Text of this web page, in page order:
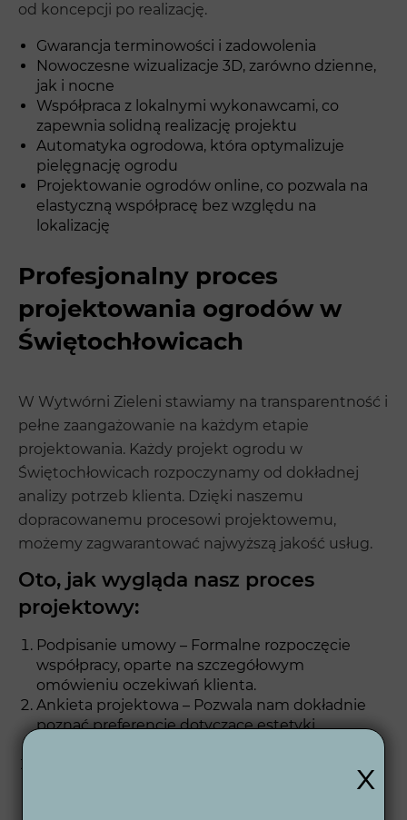
od koncepcji po realizację.
Gwarancja terminowości i zadowolenia
Nowoczesne wizualizacje 3D, zarówno dzienne,
jak i nocne
Współpraca z lokalnymi wykonawcami, co
zapewnia solidną realizację projektu
Automatyka ogrodowa, która optymalizuje
pielęgnację ogrodu
Projektowanie ogrodów online, co pozwala na
elastyczną współpracę bez względu na
lokalizację
Profesjonalny proces
projektowania ogrodów w
Świętochłowicach
W Wytwórni Zieleni stawiamy na transparentność i
pełne zaangażowanie na każdym etapie
projektowania. Każdy projekt ogrodu w
Świętochłowicach rozpoczynamy od dokładnej
analizy potrzeb klienta. Dzięki naszemu
dopracowanemu procesowi projektowemu,
możemy zagwarantować najwyższą jakość usług.
Oto, jak wygląda nasz proces
projektowy:
Podpisanie umowy – Formalne rozpoczęcie
współpracy, oparte na szczegółowym
omówieniu oczekiwań klienta.
Ankieta projektowa – Pozwala nam dokładnie
poznać preferencje dotyczące estetyki,
x